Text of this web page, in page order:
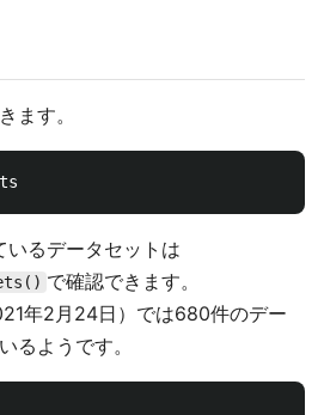
ます。
いるデータセットは
で確認できます。
年2月24日）では680件のデー
るようです。